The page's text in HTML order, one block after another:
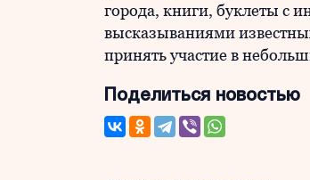
города, книги, буклеты с
высказываниями
принять участие в
Поделиться новостью